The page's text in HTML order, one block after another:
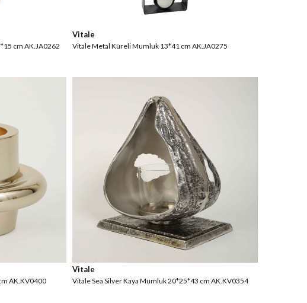
cm AK.JA0262
Vitale
Vitale Metal Küreli Mumluk 13*41 cm AK.JA0275
AK.KV0400
Vitale
Vitale Sea Silver Kaya Mumluk 20*25*43 cm AK.KV0354